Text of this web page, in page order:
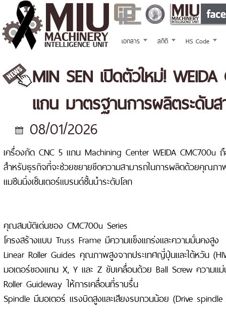
เอกสาร สถิติ HS Code
MIN SEN เปิดตัวใหม่!
แกน มาตรฐานการผลิตระดับ
08/01/2026
เครื่องกัด CNC 5 แกน Machining Center WEIDA CMC700u
สำหรับธุรกิจที่จะช่วยขยายขีดความสามารถในการผลิตด้วยคุณภา
แมชีนนิ่งเซ็นเตอร์แบรนด์ชั้นนำระดับโลก
คุณสมบัติเด่นของ CMC700u Series
โครงสร้างแบบ Truss Frame มีความแข็งแกร่งและความมั่นคงสูง
Linear Roller Guides คุณภาพสูงจากประเทศญี่ปุ่นและใต้หวัน
มอเตอร์ของแกน X, Y และ Z ขับเคลื่อนด้วย Ball Screw ความแ
Roller Guideway ให้การเคลื่อนที่ราบรื่น
Spindle มีมอเตอร์ แรงบิดสูงและเสียงรบกวนน้อย (Drive